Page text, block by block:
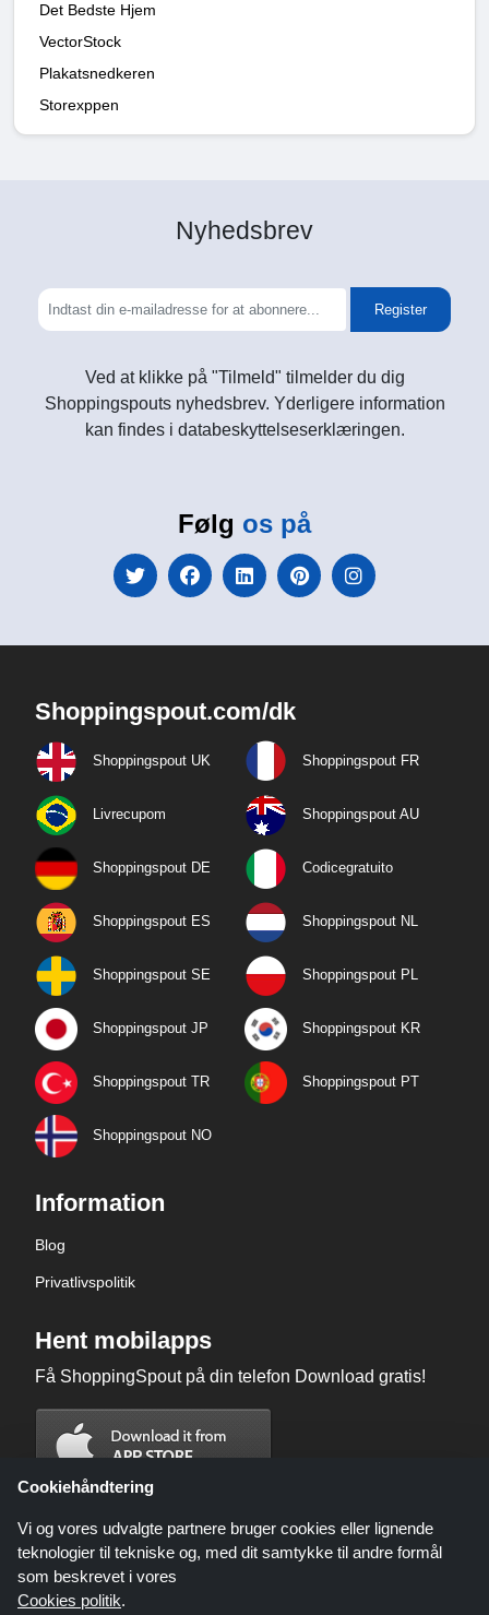
Det Bedste Hjem
VectorStock
Plakatsnedkeren
Storexppen
Nyhedsbrev
Register
Ved at klikke på "Tilmeld" tilmelder du dig
Shoppingspouts nyhedsbrev. Yderligere information
kan findes i databeskyttelseserklæringen.
Følg os på
Shoppingspout.com/dk
Shoppingspout UK Shoppingspout FR
Livrecupom Shoppingspout AU
Shoppingspout DE Codicegratuito
Shoppingspout ES Shoppingspout NL
Shoppingspout SE Shoppingspout PL
Shoppingspout JP Shoppingspout KR
Shoppingspout TR Shoppingspout PT
Shoppingspout NO
Information
Blog
Privatlivspolitik
Hent mobilapps
Få ShoppingSpout på din telefon Download gratis!
Cookiehåndtering
Vi og vores udvalgte partnere bruger cookies eller lignende
teknologier til tekniske og, med dit samtykke til andre formål
som beskrevet i vores
Cookies politik.